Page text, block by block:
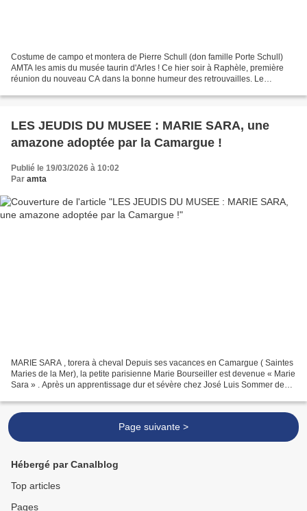
Costume de campo et montera de Pierre Schull (don famille Porte Schull)
AMTA les amis du musée taurin d'Arles ! Ce hier soir à Raphèle, première
réunion du nouveau CA dans la bonne humeur des retrouvailles. Le
LES JEUDIS DU MUSEE : MARIE SARA, une
amazone adoptée par la Camargue !
Publié le 19/03/2026 à 10:02
Par amta
MARIE SARA , torera à cheval Depuis ses vacances en Camargue ( Saintes
Maries de la Mer), la petite parisienne Marie Bourseiller est devenue « Marie
Sara » . Après un apprentissage dur et sévère chez José Luis Sommer de
Page suivante >
Hébergé par Canalblog
Top articles
Pages